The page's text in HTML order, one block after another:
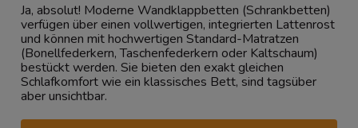
Ja, absolut! Moderne Wandklappbetten (Schrankbetten)
verfügen über einen vollwertigen, integrierten Lattenrost
und können mit hochwertigen Standard-Matratzen
(Bonellfederkern, Taschenfederkern oder Kaltschaum)
bestückt werden. Sie bieten den exakt gleichen
Schlafkomfort wie ein klassisches Bett, sind tagsüber
aber unsichtbar.